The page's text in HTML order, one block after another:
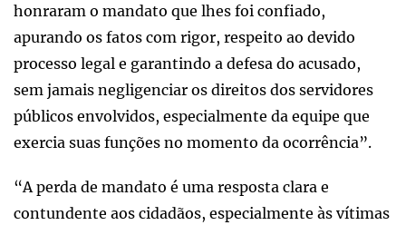
honraram o mandato que lhes foi confiado,
apurando os fatos com rigor, respeito ao devido
processo legal e garantindo a defesa do acusado,
sem jamais negligenciar os direitos dos servidores
públicos envolvidos, especialmente da equipe que
exercia suas funções no momento da ocorrência”.
“A perda de mandato é uma resposta clara e
contundente aos cidadãos, especialmente às vítimas